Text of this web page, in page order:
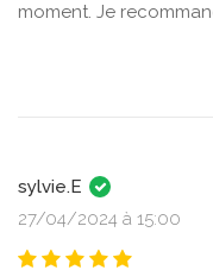
moment. Je
sylvie.E
27/04/2024 à 15:00